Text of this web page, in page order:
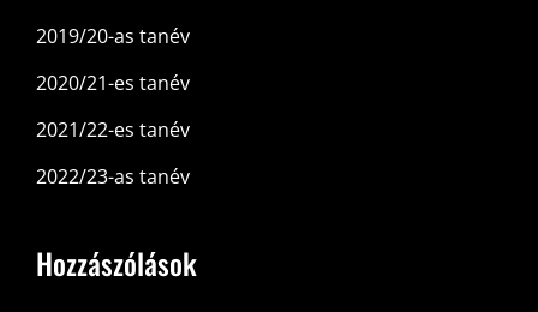
2019/20-as tanév
2020/21-es tanév
2021/22-es tanév
2022/23-as tanév
Hozzászólások